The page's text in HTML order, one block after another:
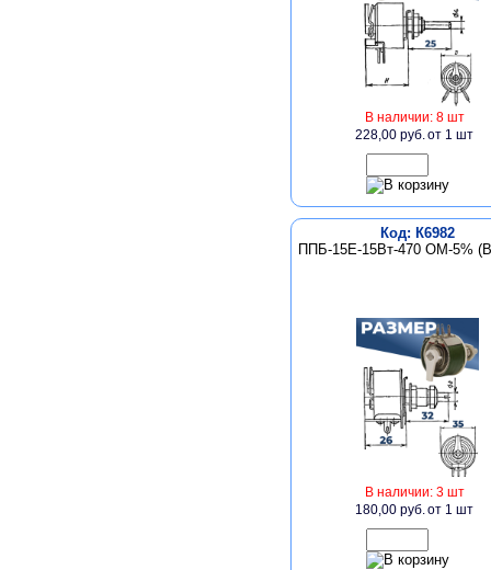
В наличии: 8 шт
228,00 руб.от 1 шт
Код: К6982
ППБ-15Е-15Вт-470 ОМ-5%
В наличии: 3 шт
180,00 руб.от 1 шт